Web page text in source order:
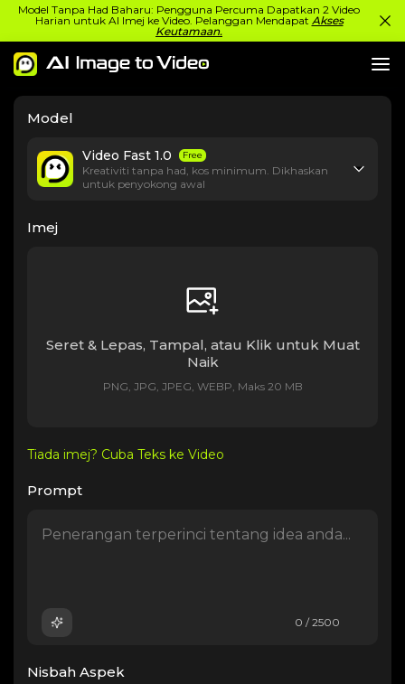
Model Tanpa Had Baharu: Pengguna Percuma Dapatkan 2 Video
Harian untuk AI Imej ke Video. Pelanggan Mendapat Akses
Keutamaan.
Model
Video Fast 1.0 Free
Kreativiti tanpa had, kos minimum. Dikhaskan
untuk penyokong awal
Imej
Seret & Lepas, Tampal, atau Klik untuk Muat
Naik
PNG, JPG, JPEG, WEBP, Maks 20 MB
Tiada imej? Cuba Teks ke Video
Prompt
0 / 2500
Nisbah Aspek